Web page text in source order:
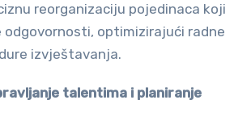
reorganizaciju pojedinaca koji
odgovornosti, optimizirajući radne
izvještavanja.
talentima i planiranje